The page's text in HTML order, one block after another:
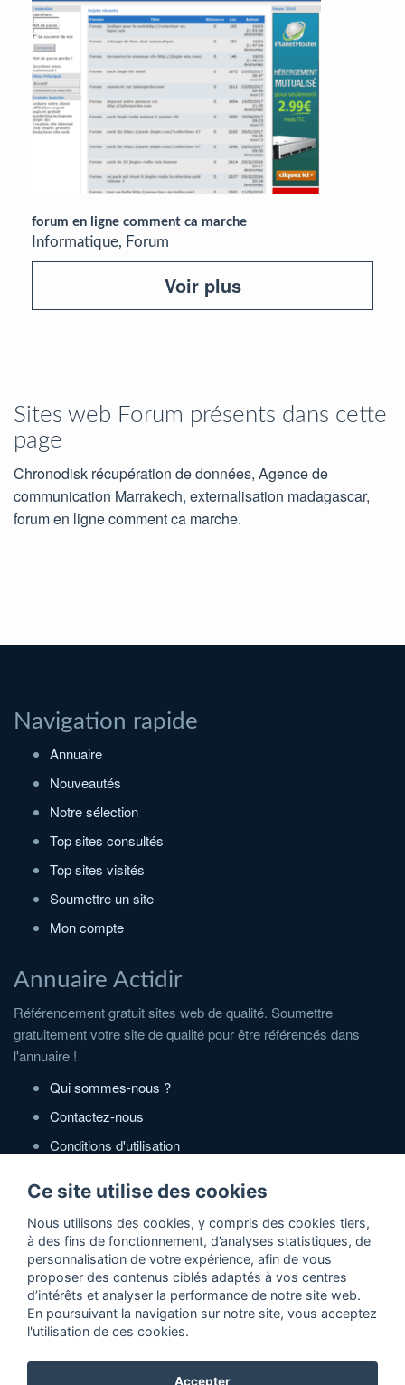
forum en ligne comment ca marche
Informatique, Forum
Voir plus
Sites web Forum présents dans cette
page
Chronodisk récupération de données, Agence de
communication Marrakech, externalisation madagascar,
forum en ligne comment ca marche.
Navigation rapide
Annuaire
Nouveautés
Notre sélection
Top sites consultés
Top sites visités
Soumettre un site
Mon compte
Annuaire Actidir
Référencement gratuit sites web de qualité. Soumettre
gratuitement votre site de qualité pour être référencés dans
l'annuaire !
Qui sommes-nous ?
Contactez-nous
Conditions d'utilisation
Partenaires
Zone Annonces Gratuites
Locations vacances entre particuliers
Ruedesvacances
Ce site utilise des cookies
Nous utilisons des cookies, y compris des cookies tiers,
à des fins de fonctionnement, d’analyses statistiques, de
personnalisation de votre expérience, afin de vous
proposer des contenus ciblés adaptés à vos centres
d’intérêts et analyser la performance de notre site web.
En poursuivant la navigation sur notre site, vous acceptez
l'utilisation de ces cookies.
Accepter